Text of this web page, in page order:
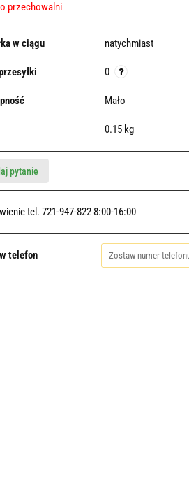
przechowalni
w ciągu natychmiast
0
Mało
0.15 kg
pytanie
tel. 721-947-822 8:00-16:00
telefon